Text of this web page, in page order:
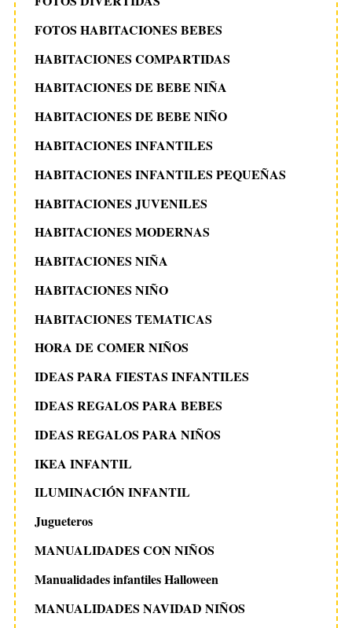
FOTOS HABITACIONES BEBES
HABITACIONES COMPARTIDAS
HABITACIONES DE BEBE NIÑA
HABITACIONES DE BEBE NIÑO
HABITACIONES INFANTILES
HABITACIONES INFANTILES PEQUEÑAS
HABITACIONES JUVENILES
HABITACIONES MODERNAS
HABITACIONES NIÑA
HABITACIONES NIÑO
HABITACIONES TEMATICAS
HORA DE COMER NIÑOS
IDEAS PARA FIESTAS INFANTILES
IDEAS REGALOS PARA BEBES
IDEAS REGALOS PARA NIÑOS
IKEA INFANTIL
ILUMINACIÓN INFANTIL
Jugueteros
MANUALIDADES CON NIÑOS
Manualidades infantiles Halloween
MANUALIDADES NAVIDAD NIÑOS